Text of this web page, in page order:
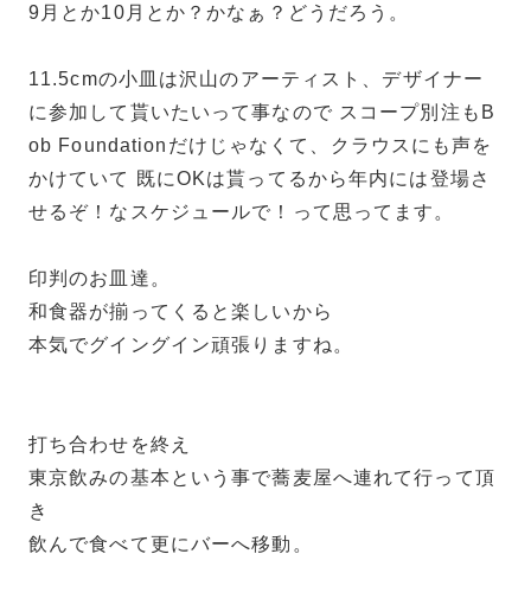
9月とか10月とか？かなぁ？どうだろう。
11.5cmの小皿は沢山のアーティスト、デザイナー
に参加して貰いたいって事なので スコープ別注もB
ob Foundationだけじゃなくて、クラウスにも声を
かけていて 既にOKは貰ってるから年内には登場さ
せるぞ！なスケジュールで！って思ってます。
印判のお皿達。
和食器が揃ってくると楽しいから
本気でグイングイン頑張りますね。
打ち合わせを終え
東京飲みの基本という事で蕎麦屋へ連れて行って頂
き
飲んで食べて更にバーへ移動。